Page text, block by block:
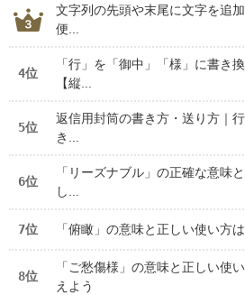
文字列の先頭や末尾に文字を追
便...
4位
「行」を「御中」「様」に書き
【縦...
5位
返信用封筒の書き方・送り方｜
き...
6位
「リーズナブル」の正確な意味
し...
7位 「俯瞰」の意味と正しい使い方
8位
「ご愁傷様」の意味と正しい使
えよう